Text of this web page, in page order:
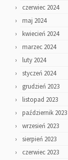
czerwiec 2024
maj 2024
kwiecień 2024
marzec 2024
luty 2024
styczeń 2024
grudzień 2023
listopad 2023
październik 2023
wrzesień 2023
sierpień 2023
czerwiec 2023